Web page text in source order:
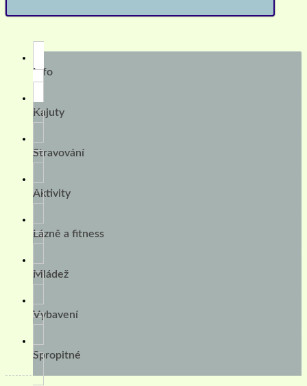
Info
Kajuty
Stravování
Aktivity
Lázně a fitness
Mládež
Vybavení
Spropitné